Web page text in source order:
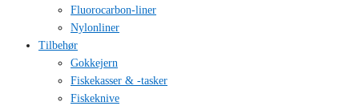
Fluorocarbon-liner
Nylonliner
Tilbehør
Gokkejern
Fiskekasser & -tasker
Fiskeknive